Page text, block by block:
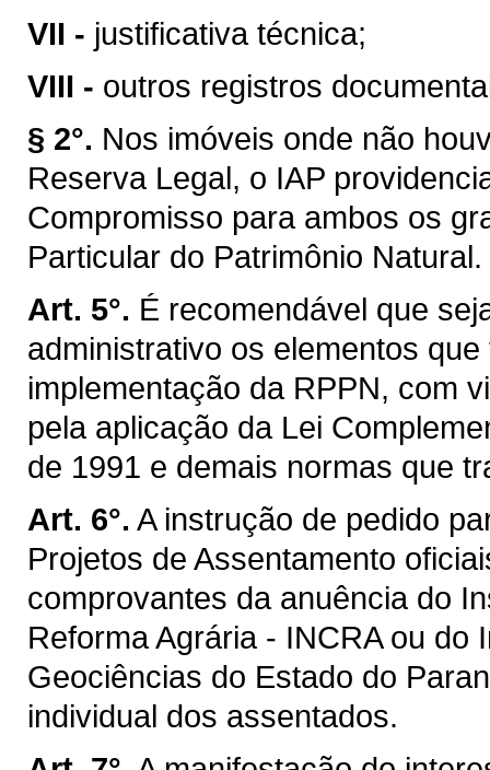
VII - justificativa técnica;
VIII - outros registros
§ 2°. Nos imóveis onde não
Reserva Legal, o IAP
Compromisso para ambos os
Particular do Patrimônio Natural.
Art. 5°. É recomendável que
administrativo os elementos
implementação da RPPN, com
pela aplicação da Lei
de 1991 e demais normas que
Art. 6°. A instrução de pedido
Projetos de Assentamento
comprovantes da anuência do
Reforma Agrária - INCRA ou do
Geociências do Estado do
individual dos assentados.